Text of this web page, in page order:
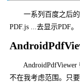
一系列百度之后的
PDF.js ...去显示PDF。
AndroidPdfViewer
不在我考虑范围。只